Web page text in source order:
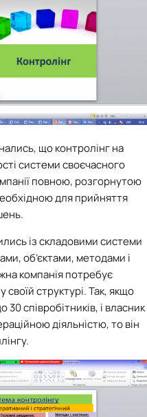
що контролінг на
системи своєчасного
повною, розгорнутою
для прийняття
із складовими системи
об’єктами, методами і
компанія потребує
структурі. Так, якщо
співробітників, і власник
діяльністю, то він